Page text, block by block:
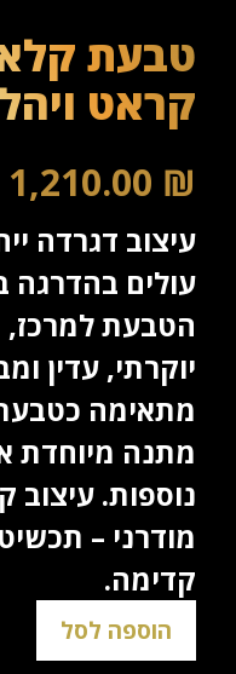
קראט
1,210.00 ₪
עיצוב דגרדה
עולים בהדרגה
הטבעת
יוקרתי, עדין
מתאימה כטבעת
מתנה מיוחדת
נוספות. עיצוב
מודרני –
קדימה.
הוספה לסל